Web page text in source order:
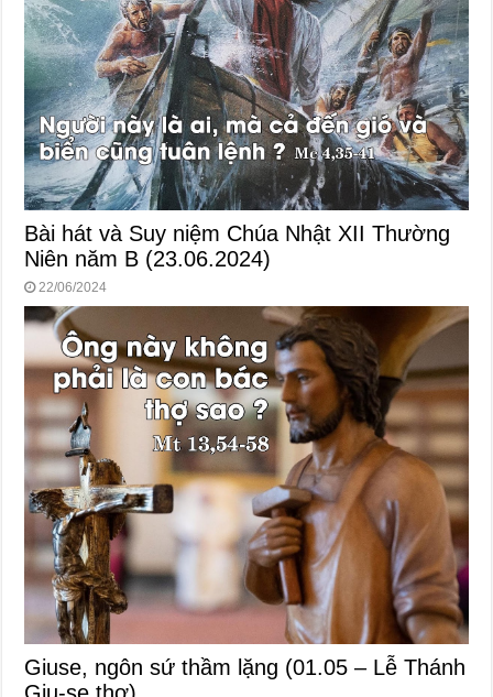
Bài hát và Suy niệm Chúa Nhật XII Thường
Niên năm B (23.06.2024)
22/06/2024
Giuse, ngôn sứ thầm lặng (01.05 – Lễ Thánh